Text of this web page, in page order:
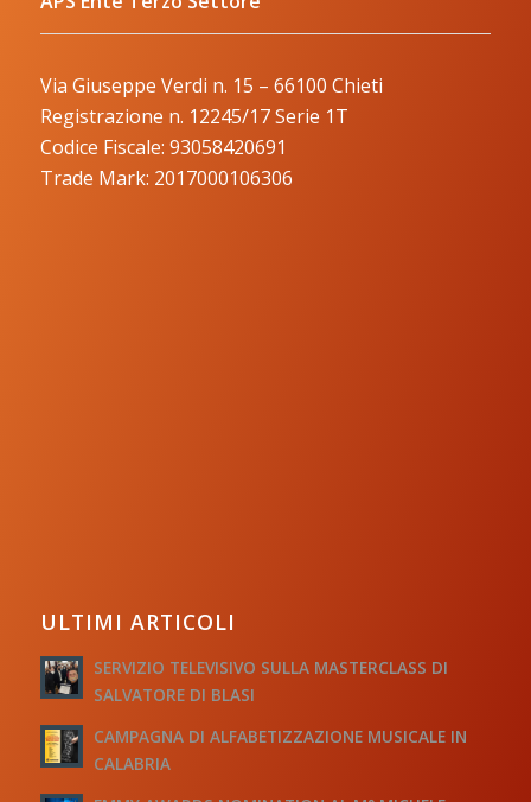
Via Giuseppe Verdi n. 15 – 66100 Chieti
Registrazione n. 12245/17 Serie 1T
Codice Fiscale: 93058420691
Trade Mark: 2017000106306
ULTIMI ARTICOLI
SERVIZIO TELEVISIVO SULLA MASTERCLASS DI
SALVATORE DI BLASI
CAMPAGNA DI ALFABETIZZAZIONE MUSICALE IN
CALABRIA